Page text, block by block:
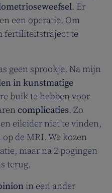
. Er
een operatie. Om
fertiliteitstraject te
geen sprookje. Na mijn
in kunstmatige
buik te hebben voor
complicaties. Zo
eileider niet te vinden,
de MRI. We kozen
maar na 2 pogingen
terug.
in een ander